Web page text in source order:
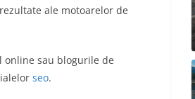
ale motoarelor de
online sau blogurile de
seo.